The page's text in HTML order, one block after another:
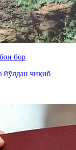
бор
йўлдан чиқиб